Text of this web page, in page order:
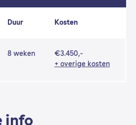
Duur Kosten
8 weken
€3.450,-
+ overige kosten
info